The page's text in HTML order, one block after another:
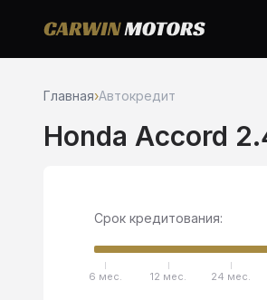
Главная›Автокредит
Honda Accord
Срок кредитования:
6 мес. 12 мес. 24 мес.